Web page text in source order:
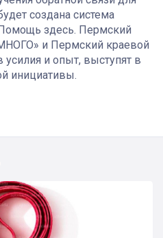
создана система
здесь. Пермский
и Пермский краевой
и опыт, выступят в
инициативы.